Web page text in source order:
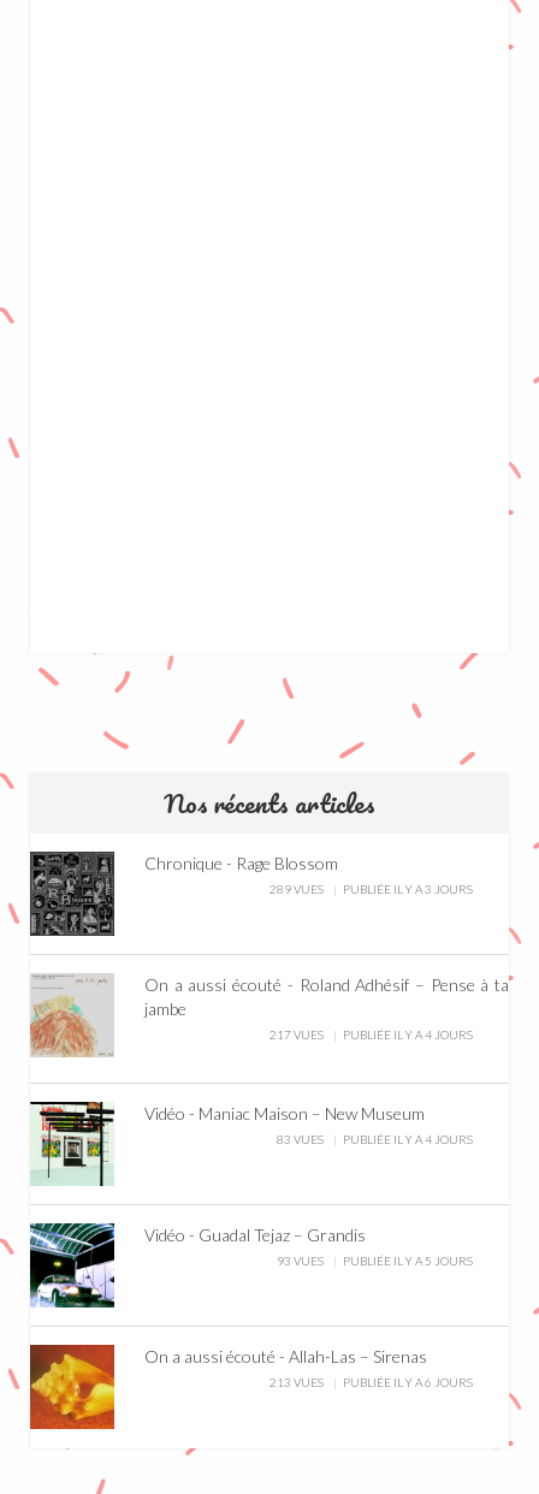
Nos récents articles
Chronique - Rage Blossom
289 VUES PUBLIÉE IL Y A 3 JOURS
On a aussi écouté - Roland Adhésif – Pense à ta
jambe
217 VUES PUBLIÉE IL Y A 4 JOURS
Vidéo - Maniac Maison – New Museum
83 VUES PUBLIÉE IL Y A 4 JOURS
Vidéo - Guadal Tejaz – Grandis
93 VUES PUBLIÉE IL Y A 5 JOURS
On a aussi écouté - Allah-Las – Sirenas
213 VUES PUBLIÉE IL Y A 6 JOURS